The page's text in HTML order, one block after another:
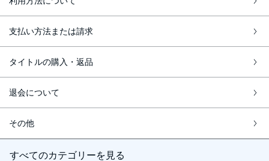
支払い方法または請求
タイトルの購入・返品
退会について
その他
すべてのカテゴリーを見る